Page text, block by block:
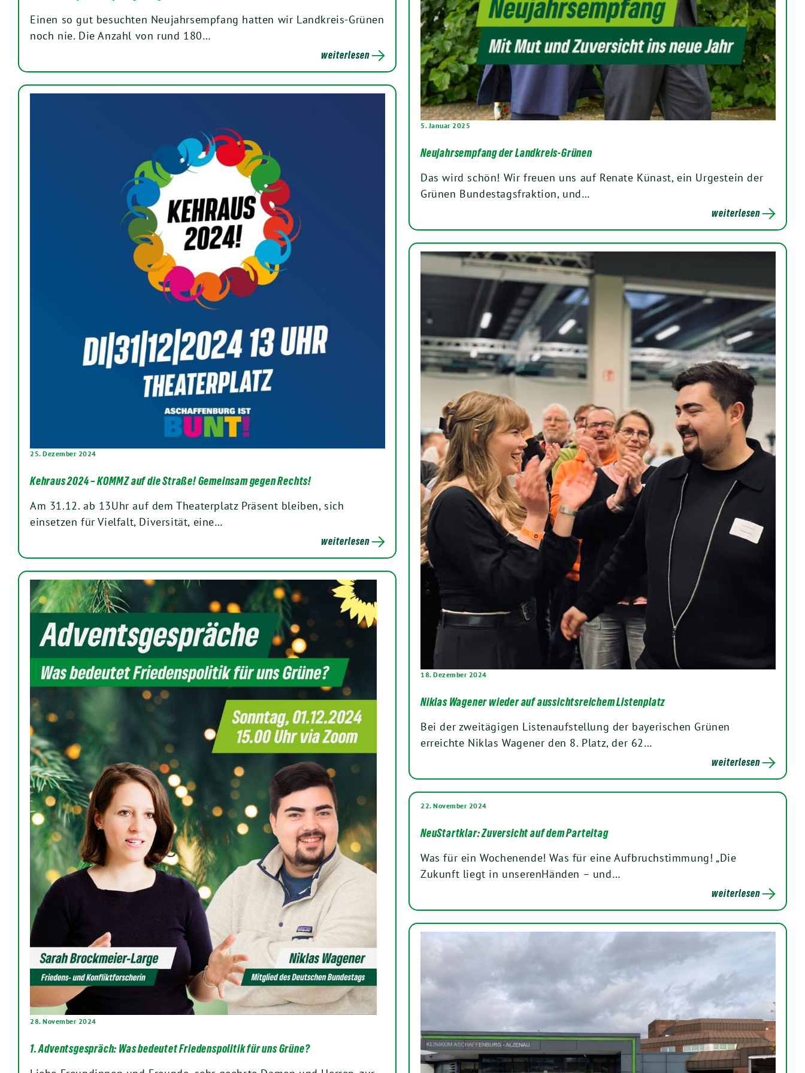
Einen so gut besuchten Neujahrsempfang hatten wir Landkreis-Grünen
noch nie. Die Anzahl von rund 180…
weiterlesen
5. Januar 2025
Neujahrsempfang der Landkreis-Grünen
Das wird schön! Wir freuen uns auf Renate Künast, ein Urgestein der
Grünen Bundestagsfraktion, und…
weiterlesen
25. Dezember 2024
Kehraus 2024 – KOMMZ auf die Straße! Gemeinsam gegen Rechts!
Am 31.12. ab 13Uhr auf dem Theaterplatz Präsent bleiben, sich
einsetzen für Vielfalt, Diversität, eine…
weiterlesen
18. Dezember 2024
Niklas Wagener wieder auf aussichtsreichem Listenplatz
Bei der zweitägigen Listenaufstellung der bayerischen Grünen
erreichte Niklas Wagener den 8. Platz, der 62…
weiterlesen
28. November 2024
1. Adventsgespräch: Was bedeutet Friedenspolitik für uns Grüne?
22. November 2024
NeuStartklar: Zuversicht auf dem Parteitag
Was für ein Wochenende! Was für eine Aufbruchstimmung! „Die
Zukunft liegt in unserenHänden – und…
weiterlesen